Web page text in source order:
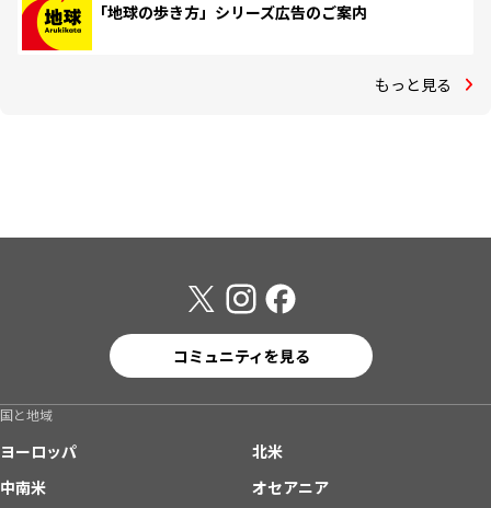
「地球の歩き方」シリーズ広告のご案内
もっと見る
コミュニティを見る
国と地域
ヨーロッパ
北米
中南米
オセアニア